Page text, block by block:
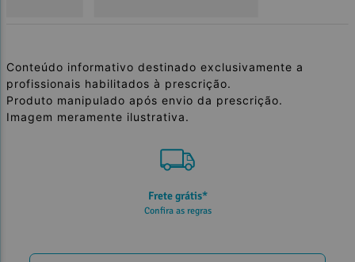
Conteúdo informativo destinado exclusivamente a
profissionais habilitados à prescrição.
Produto manipulado após envio da prescrição.
Imagem meramente ilustrativa.
5% de desconto
no PIX ou Transferência